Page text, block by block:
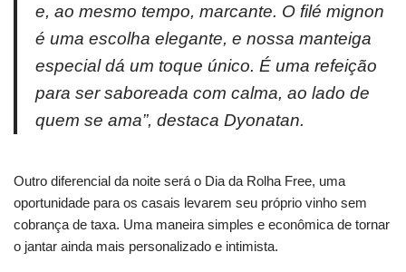
e, ao mesmo tempo, marcante. O filé mignon
é uma escolha elegante, e nossa manteiga
especial dá um toque único. É uma refeição
para ser saboreada com calma, ao lado de
quem se ama”, destaca Dyonatan.
Outro diferencial da noite será o Dia da Rolha Free, uma
oportunidade para os casais levarem seu próprio vinho sem
cobrança de taxa. Uma maneira simples e econômica de tornar
o jantar ainda mais personalizado e intimista.